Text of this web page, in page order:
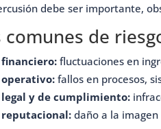
debe ser importante,
comunes de
financiero: fluctuaciones en
operativo: fallos en procesos,
legal y de cumplimiento:
reputacional: daño a la